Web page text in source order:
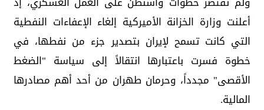
أعلنت وزارة الخزانة الأميركية إلغاء الإعفاءات النفطية
التي كانت تسمح لإيران بتصدير جزء من نفطها، في
خطوة فسرت باعتبارها انتقالاً إلى سياسة "الضغط
الأقصى" مجدداً، وحرمان طهران من أحد أهم مصادرها
المالية.